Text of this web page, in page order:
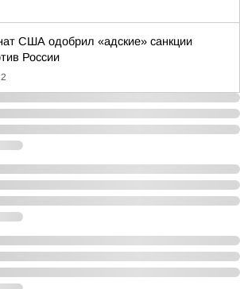
США одобрил «адские» санкции
России